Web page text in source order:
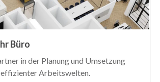
Büro
in der Planung und Umsetzung
effizienter Arbeitswelten.